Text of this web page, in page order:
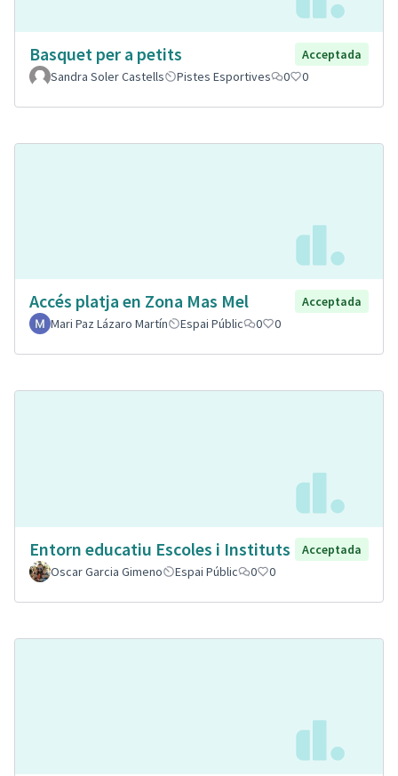
Basquet per a petits
Acceptada
Sandra Soler Castells
Pistes Esportives 0 0
Accés platja en Zona Mas Mel
Acceptada
Mari Paz Lázaro Martín
Espai Públic 0 0
Entorn educatiu Escoles i Instituts
Acceptada
Oscar Garcia Gimeno
Espai Públic 0 0